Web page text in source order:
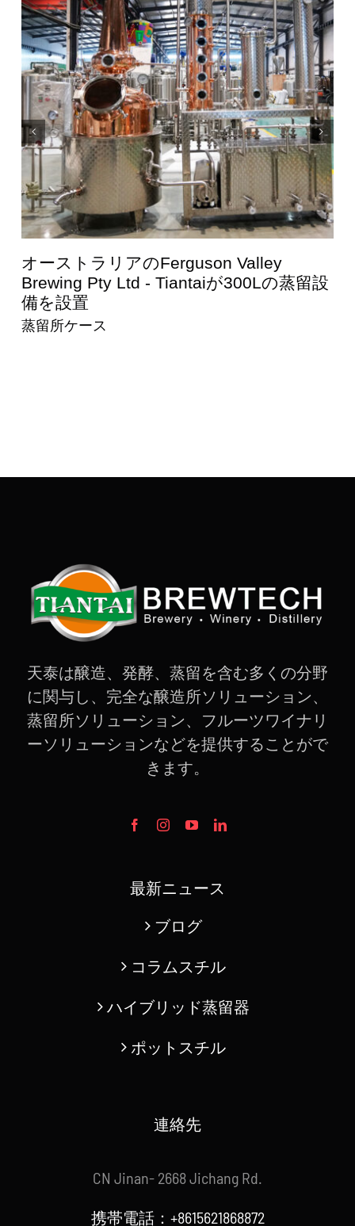
國澤酒造株式会社 - 600Lの蒸留設備を天
台宗が設置
蒸留所ケース
に関与し、完全な醸造所ソリューション、
蒸留所ソリューション、フルーツワイナリ
ーソリューションなどを提供することがで
きます。
電子メール : info@cnbrewery.com